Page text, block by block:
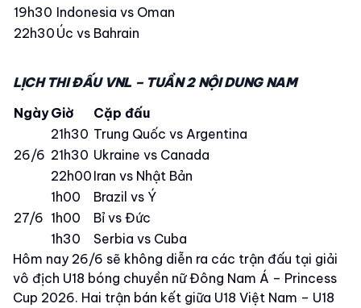
19h30 Indonesia vs Oman
22h30 Úc vs Bahrain
LỊCH THI ĐẤU VNL – TUẦN 2 NỘI DUNG NAM
NgàyGiờ Cặp đấu
26/6
21h30 Trung Quốc vs Argentina
21h30 Ukraine vs Canada
22h00 Iran vs Nhật Bản
27/6
1h00
Brazil vs Ý
1h00
Bỉ vs Đức
1h30
Serbia vs Cuba
Hôm nay 26/6 sẽ không diễn ra các trận đấu tại giải
vô địch U18 bóng chuyền nữ Đông Nam Á – Princess
Cup 2026. Hai trận bán kết giữa U18 Việt Nam – U18